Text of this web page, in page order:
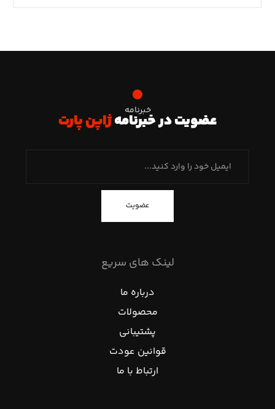
خبرنامه
عضویت در خبرنامهژاپن پارت
عضویت
لینک های سریع
درباره ما
محصولات
پشتیبانی
قوانین عودت
ارتباط با ما